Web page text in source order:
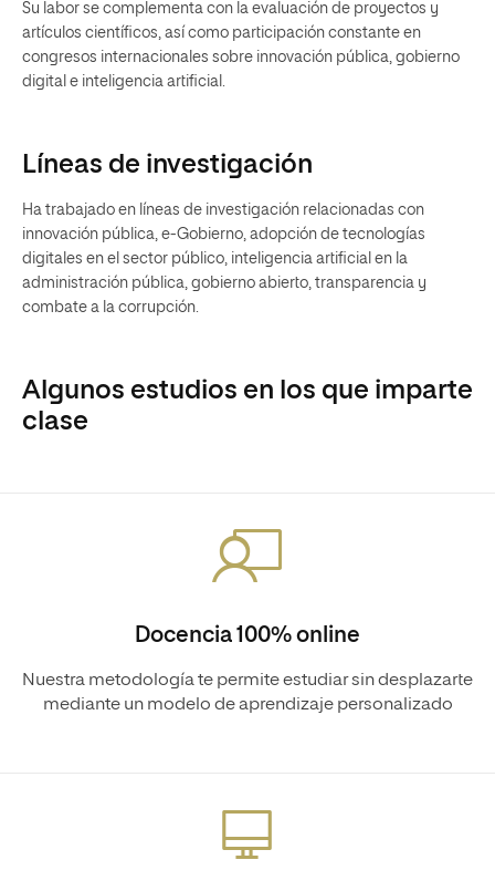
Su labor se complementa con la evaluación de proyectos y
artículos científicos, así como participación constante en
congresos internacionales sobre innovación pública, gobierno
digital e inteligencia artificial.
Líneas de investigación
Ha trabajado en líneas de investigación relacionadas con
innovación pública, e-Gobierno, adopción de tecnologías
digitales en el sector público, inteligencia artificial en la
administración pública, gobierno abierto, transparencia y
combate a la corrupción.
Algunos estudios en los que imparte
clase
Docencia 100% online
Nuestra metodología te permite estudiar sin desplazarte
mediante un modelo de aprendizaje personalizado